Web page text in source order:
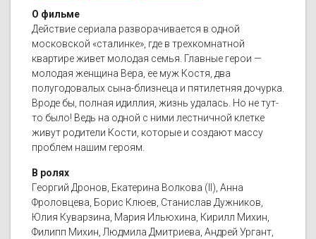
О фильме
Действие сериала разворачивается в одной
московской «сталинке», где в трехкомнатной
квартире живет молодая семья. Главные герои —
молодая женщина Вера, ее муж Костя, два
полугодовалых сына-близнеца и пятилетняя дочурка.
Вроде бы, полная идиллия, жизнь удалась. Но не тут-
то было! Ведь на одной с ними лестничной клетке
живут родители Кости, которые и создают массу
проблем нашим героям.
В ролях
Георгий Дронов, Екатерина Волкова (II), Анна
Фроловцева, Борис Клюев, Станислав Дужников,
Юлия Куварзина, Мария Ильюхина, Кирилл Михин,
Филипп Михин, Людмила Дмитриева, Андрей Ургант,